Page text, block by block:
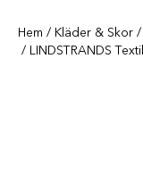
Hem / Kläder & Skor /
/ LINDSTRANDS